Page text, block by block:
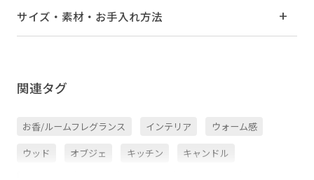
サイズ・素材・お手入れ方法
関連タグ
お香/ルームフレグランス インテリア ウォーム感
ウッド オブジェ キッチン キャンドル